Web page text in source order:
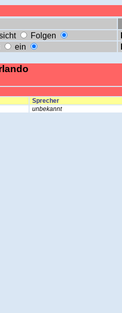
Folgen
ein
Sprecher
unbekannt